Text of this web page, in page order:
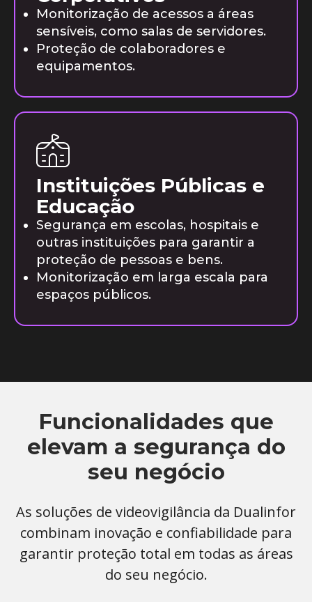
Monitorização de acessos a áreas
sensíveis, como salas de servidores.
Proteção de colaboradores e
equipamentos.
Instituições Públicas e
Educação
Segurança em escolas, hospitais e
outras instituições para garantir a
proteção de pessoas e bens.
Monitorização em larga escala para
espaços públicos.
Funcionalidades que
elevam a segurança do
seu negócio
As soluções de videovigilância da Dualinfor
combinam inovação e confiabilidade para
garantir proteção total em todas as áreas
do seu negócio.